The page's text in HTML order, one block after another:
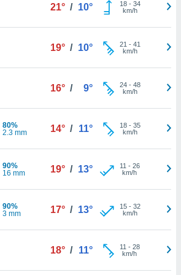
21° / 10° 18- 34
km/h
19° / 10° 21 - 41
km/h
16° / 9° 24- 48
km/h
80%
2.3 mm
14° / 11° 18- 35
km/h
90%
16 mm
19° / 13° 11 - 26
km/h
90%
3 mm
17° / 13° 15- 32
km/h
18° / 11° 11 - 28
km/h